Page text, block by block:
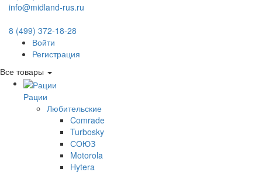
info@midland-rus.ru
8 (499) 372-18-28
Войти
Регистрация
Все товары
Рации
Любительские
Comrade
Turbosky
СОЮЗ
Motorola
Hytera